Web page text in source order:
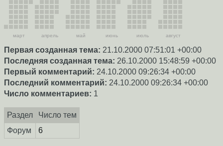
март апрель май июнь июль август
Первая созданная тема: 21.10.2000 07:51:01 +00:00
Последняя созданная тема: 26.10.2000 15:48:59 +00:00
Первый комментарий: 24.10.2000 09:26:34 +00:00
Последний комментарий: 24.10.2000 09:26:34 +00:00
Число комментариев: 1
Раздел
Число тем
Форум
6